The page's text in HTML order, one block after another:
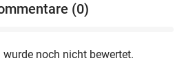
(0)
noch nicht bewertet.